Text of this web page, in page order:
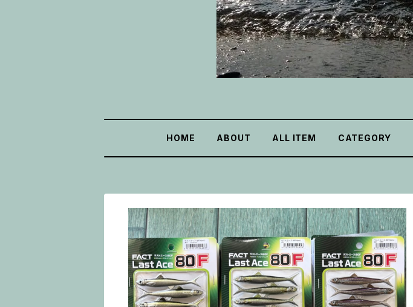
HOME ABOUT ALL ITEM CATEGORY